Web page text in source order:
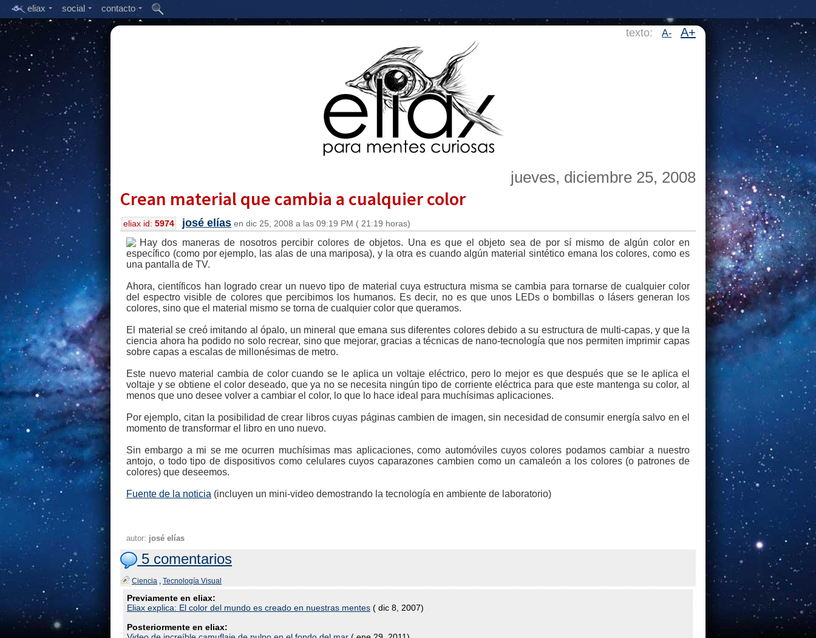
eliax social contacto
texto: A- A+
jueves, diciembre 25, 2008
Crean material que cambia a cualquier color
eliax id: 5974 josé elías en dic 25, 2008 a las 09:19 PM ( 21:19 horas)
Hay dos maneras de nosotros percibir colores de objetos. Una es que el objeto sea de por sí mismo de algún color en
específico (como por ejemplo, las alas de una mariposa), y la otra es cuando algún material sintético emana los colores, como es
una pantalla de TV.
Ahora, científicos han logrado crear un nuevo tipo de material cuya estructura misma se cambia para tornarse de cualquier color
del espectro visible de colores que percibimos los humanos. Es decir, no es que unos LEDs o bombillas o lásers generan los
colores, sino que el material mismo se torna de cualquier color que queramos.
El material se creó imitando al ópalo, un mineral que emana sus diferentes colores debido a su estructura de multi-capas, y que la
ciencia ahora ha podido no solo recrear, sino que mejorar, gracias a técnicas de nano-tecnología que nos permiten imprimir capas
sobre capas a escalas de millonésimas de metro.
Este nuevo material cambia de color cuando se le aplica un voltaje eléctrico, pero lo mejor es que después que se le aplica el
voltaje y se obtiene el color deseado, que ya no se necesita ningún tipo de corriente eléctrica para que este mantenga su color, al
menos que uno desee volver a cambiar el color, lo que lo hace ideal para muchísimas aplicaciones.
Por ejemplo, citan la posibilidad de crear libros cuyas páginas cambien de imagen, sin necesidad de consumir energía salvo en el
momento de transformar el libro en uno nuevo.
Sin embargo a mi se me ocurren muchísimas mas aplicaciones, como automóviles cuyos colores podamos cambiar a nuestro
antojo, o todo tipo de dispositivos como celulares cuyos caparazones cambien como un camaleón a los colores (o patrones de
colores) que deseemos.
Fuente de la noticia (incluyen un mini-video demostrando la tecnología en ambiente de laboratorio)
autor: josé elías
5 comentarios
Ciencia , Tecnología Visual
Previamente en eliax:
Eliax explica: El color del mundo es creado en nuestras mentes ( dic 8, 2007)
Posteriormente en eliax: